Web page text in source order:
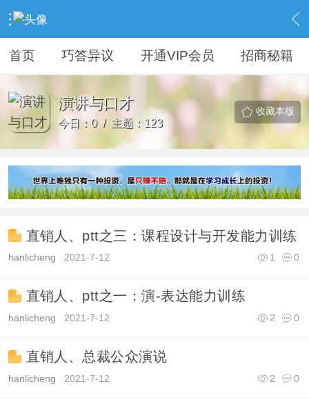
› 培训师技能系统\演讲与口才 › 演讲与口才
首页 巧答异议 开通VIP会员 招商秘籍
演讲与口才
今日：0 / 主题：123
收藏本版
直销人、ptt之三：课程设计与开发能力训练
hanlicheng 2021-7-12 0
1
直销人、ptt之一：演-表达能力训练
hanlicheng 2021-7-12 0
2
直销人、总裁公众演说
hanlicheng 2021-7-12 0
2